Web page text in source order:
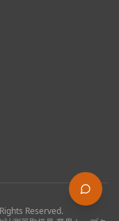
Reserved.